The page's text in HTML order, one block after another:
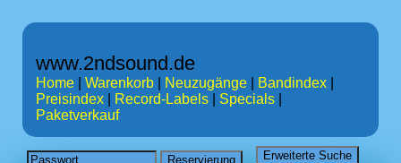
www.2ndsound.de
Home Warenkorb Neuzugänge Bandindex
Preisindex
Record-Labels Specials
Paketverkauf